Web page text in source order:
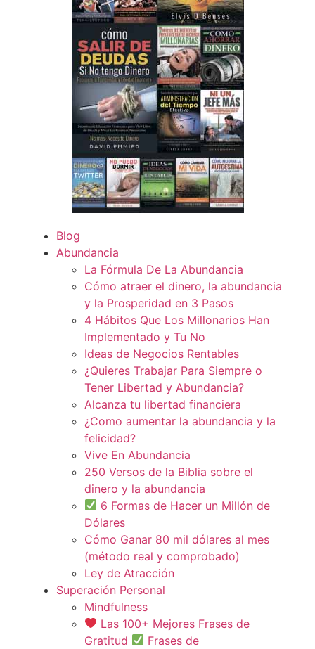
Blog
Abundancia
La Fórmula De La Abundancia
Cómo atraer el dinero, la abundancia
y la Prosperidad en 3 Pasos
4 Hábitos Que Los Millonarios Han
Implementado y Tu No
Ideas de Negocios Rentables
¿Quieres Trabajar Para Siempre o
Tener Libertad y Abundancia?
Alcanza tu libertad financiera
¿Como aumentar la abundancia y la
felicidad?
Vive En Abundancia
250 Versos de la Biblia sobre el
dinero y la abundancia
6 Formas de Hacer un Millón de
Dólares
Cómo Ganar 80 mil dólares al mes
(método real y comprobado)
Ley de Atracción
Superación Personal
Mindfulness
Las 100+ Mejores Frases de
Gratitud
Frases de